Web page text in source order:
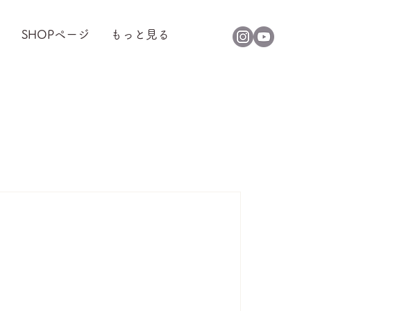
SHOPページ もっと見る